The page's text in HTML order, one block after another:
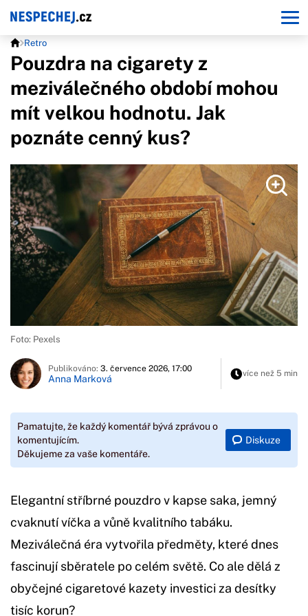
Retro
Pouzdra na cigarety z
meziválečného období mohou
mít velkou hodnotu. Jak
poznáte cenný kus?
Foto: Pexels
Publikováno: 3. července 2026, 17:00
Anna Marková více než 5 min
Pamatujte, že každý komentář bývá zprávou o
komentujícím.
Děkujeme za vaše komentáře.
Diskuze
Elegantní stříbrné pouzdro v kapse saka, jemný
cvaknutí víčka a vůně kvalitního tabáku.
Meziválečná éra vytvořila předměty, které dnes
fascinují sběratele po celém světě. Co ale dělá z
obyčejné cigaretové kazety investici za desítky
tisíc korun?